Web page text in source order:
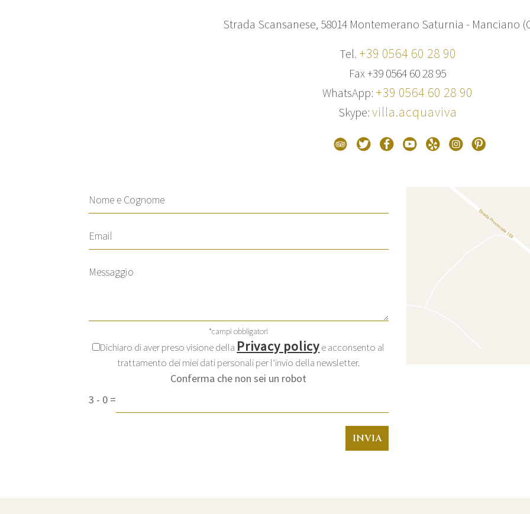
Strada Scansanese, 58014 Montemerano Saturnia - Manciano
Tel. +39 0564 60 28 90
Fax +39 0564 60 28 95
WhatsApp: +39 0564 60 28 90
Skype: villa.acquaviva
*campi obbligatori
Dichiaro di aver preso visione della Privacy policye acconsento al
trattamento dei miei dati personali per l’invio della newsletter.
Conferma che non sei un robot
3 - 0=